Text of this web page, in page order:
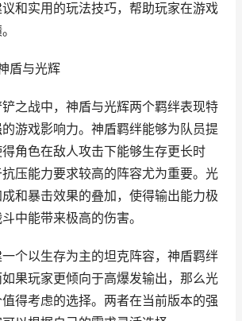
和实用的玩法技巧，帮助玩家在游戏
盾与光辉
之战中，神盾与光辉两个羁绊表现特
游戏影响力。神盾羁绊能够为队员提
角色在敌人攻击下能够生存更长时
压能力要求较高的阵容尤为重要。光
和暴击效果的叠加，使得输出能力极
中能带来极高的伤害。
个以生存为主的坦克阵容，神盾羁绊
果玩家更倾向于高爆发输出，那么光
得考虑的选择。两者在当前版本的强